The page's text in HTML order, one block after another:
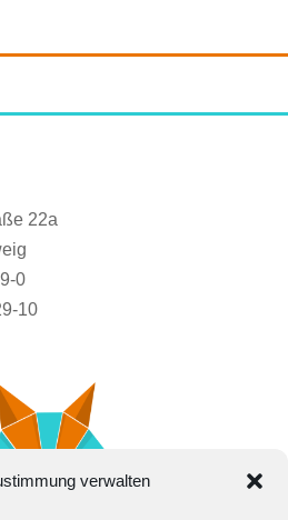
verwalten
22a
0
10